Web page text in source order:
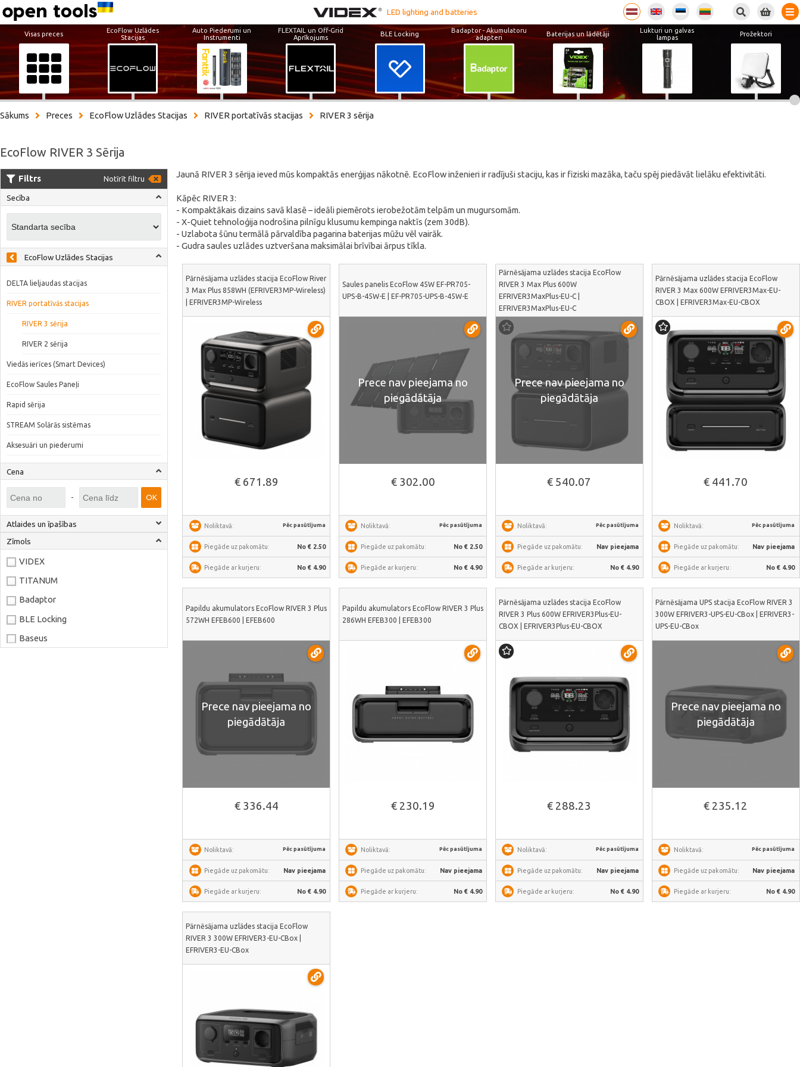
LED lighting and batteries
Visas preces
EcoFlow Uzlādes
Stacijas
Auto Piederumi un
Instrumenti
FLEXTAIL un Off-Grid
Aprīkojums
BLE Locking
Badaptor - Akumulatoru
adapteri
Baterijas un lādētāji
Lukturi un galvas
lampas
Prožektori
Sākums Preces EcoFlow Uzlādes Stacijas RIVER portatīvās stacijas RIVER 3 sērija
EcoFlow RIVER 3 Sērija
Filtrs Notīrīt filtru
Secība
EcoFlow Uzlādes Stacijas
DELTA lieljaudas stacijas
RIVER portatīvās stacijas
RIVER 3 sērija
RIVER 2 sērija
Viedās ierīces (Smart Devices)
EcoFlow Saules Paneļi
Rapid sērija
STREAM Solārās sistēmas
Aksesuāri un piederumi
Cena
- OK
Atlaides un īpašības
Zīmols
VIDEX
TITANUM
Badaptor
BLE Locking
Baseus
Jaunā RIVER 3 sērija ieved mūs kompaktās enerģijas nākotnē. EcoFlow inženieri ir radījuši staciju, kas ir fiziski mazāka, taču spēj piedāvāt lielāku efektivitāti.
Kāpēc RIVER 3:
- Kompaktākais dizains savā klasē – ideāli piemērots ierobežotām telpām un mugursomām.
- X-Quiet tehnoloģija nodrošina pilnīgu klusumu kempinga naktīs (zem 30dB).
- Uzlabota šūnu termālā pārvaldība pagarina baterijas mūžu vēl vairāk.
- Gudra saules uzlādes uztveršana maksimālai brīvībai ārpus tīkla.
Pārnēsājama uzlādes stacija EcoFlow River
3 Max Plus 858WH (EFRIVER3MP-Wireless)
| EFRIVER3MP-Wireless
€ 671.89
Noliktavā: Pēc pasūtījuma
Piegāde uz pakomātu: No € 2.50
Piegāde ar kurjeru: No € 4.90
Saules panelis EcoFlow 45W EF-PR705-
UPS-B-45W-E | EF-PR705-UPS-B-45W-E
Prece nav pieejama no
piegādātāja
€ 302.00
Noliktavā: Pēc pasūtījuma
Piegāde uz pakomātu: No € 2.50
Piegāde ar kurjeru: No € 4.90
Pārnēsājama uzlādes stacija EcoFlow
RIVER 3 Max Plus 600W
EFRIVER3MaxPlus-EU-C |
EFRIVER3MaxPlus-EU-C
Prece nav pieejama no
piegādātāja
€ 540.07
Noliktavā: Pēc pasūtījuma
Piegāde uz pakomātu: Nav pieejama
Piegāde ar kurjeru: No € 4.90
Pārnēsājama uzlādes stacija EcoFlow
RIVER 3 Max 600W EFRIVER3Max-EU-
CBOX | EFRIVER3Max-EU-CBOX
€ 441.70
Noliktavā: Pēc pasūtījuma
Piegāde uz pakomātu: Nav pieejama
Piegāde ar kurjeru: No € 4.90
Papildu akumulators EcoFlow RIVER 3 Plus
572WH EFEB600 | EFEB600
Prece nav pieejama no
piegādātāja
€ 336.44
Noliktavā: Pēc pasūtījuma
Piegāde uz pakomātu: Nav pieejama
Piegāde ar kurjeru: No € 4.90
Papildu akumulators EcoFlow RIVER 3 Plus
286WH EFEB300 | EFEB300
€ 230.19
Noliktavā: Pēc pasūtījuma
Piegāde uz pakomātu: Nav pieejama
Piegāde ar kurjeru: No € 4.90
Pārnēsājama uzlādes stacija EcoFlow
RIVER 3 Plus 600W EFRIVER3Plus-EU-
CBOX | EFRIVER3Plus-EU-CBOX
€ 288.23
Noliktavā: Pēc pasūtījuma
Piegāde uz pakomātu: Nav pieejama
Piegāde ar kurjeru: No € 4.90
Pārnēsājama UPS stacija EcoFlow RIVER 3
300W EFRIVER3-UPS-EU-CBox | EFRIVER3-
UPS-EU-CBox
Prece nav pieejama no
piegādātāja
€ 235.12
Noliktavā: Pēc pasūtījuma
Piegāde uz pakomātu: Nav pieejama
Piegāde ar kurjeru: No € 4.90
Pārnēsājama uzlādes stacija EcoFlow
RIVER 3 300W EFRIVER3-EU-CBox |
EFRIVER3-EU-CBox